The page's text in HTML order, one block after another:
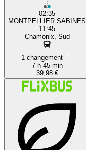
02:35
MONTPELLIER SABINES
11:45
Chamonix, Sud
1 changement
7 h 45 min
39,98 €